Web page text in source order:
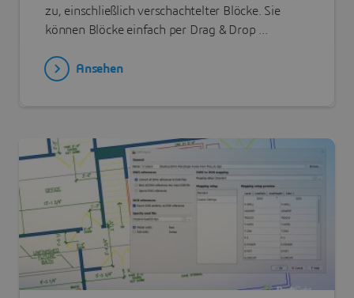
zu, einschließlich verschachtelter Blöcke. Sie
können Blöcke einfach per Drag & Drop ...
Ansehen